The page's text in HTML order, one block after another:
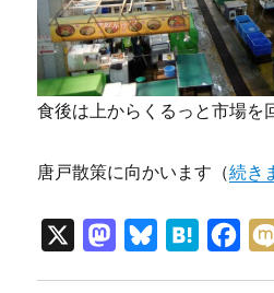
食後は上からくるっと市場を
唐戸散策に向かいます（続き
M
H